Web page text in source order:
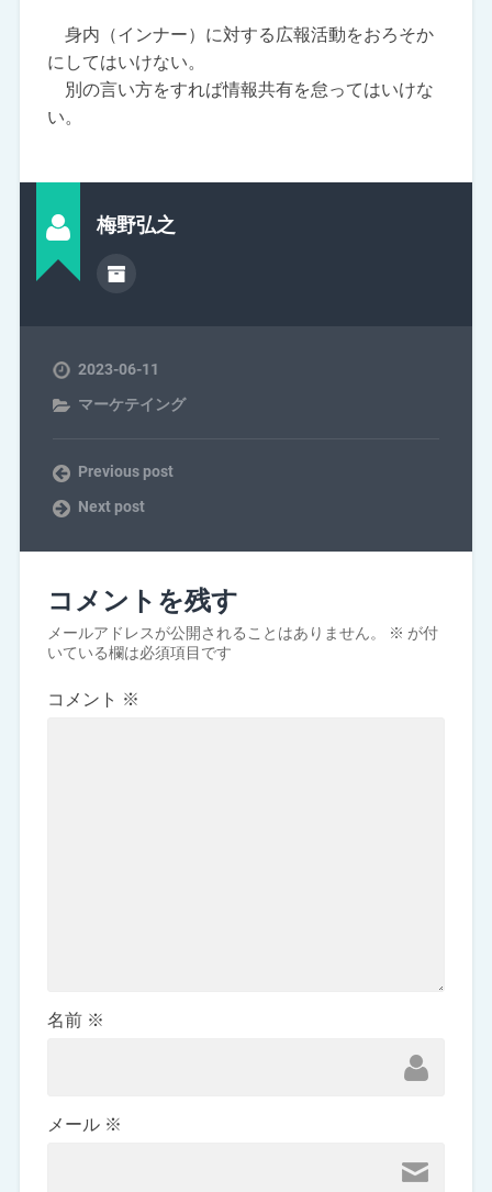
身内（インナー）に対する広報活動をおろそか
にしてはいけない。
別の言い方をすれば情報共有を怠ってはいけな
い。
梅野弘之
2023-06-11
マーケテイング
Previous post
Next post
コメントを残す
メールアドレスが公開されることはありません。 ※ が付
いている欄は必須項目です
コメント ※
名前 ※
メール ※